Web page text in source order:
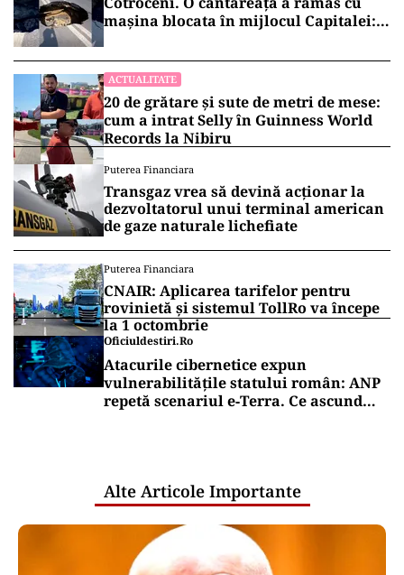
Gheorghiță a transmis public, tot pe Facebook,
că nu a încălcat legea și că va colabora cu
anchetatorii, declarând totodată că își va apăra
reputația și imaginea instituției pe care o
conduce.
Vrei să fii mereu la curent cu toate știrile? Urmărește
Puterea.ro și pe canalul de WhatsApp
ACTUALITATE
Groapă de trei metri lângă Palatul
Cotroceni. O cântăreață a rămas cu
mașina blocata în mijlocul Capitalei:
„Am căzut în groapa asta”
ACTUALITATE
20 de grătare și sute de metri de mese:
cum a intrat Selly în Guinness World
Records la Nibiru
de gaze naturale lichefiate
Puterea Financiara
CNAIR: Aplicarea tarifelor pentru